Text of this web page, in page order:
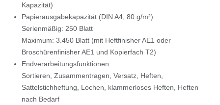
Kapazität)
Papierausgabekapazität (DIN A4, 80 g/m²)
Serienmäßig: 250 Blatt
Maximum: 3.450 Blatt (mit Heftfinisher AE1 oder
Broschürenfinisher AE1 und Kopierfach T2)
Endverarbeitungsfunktionen
Sortieren, Zusammentragen, Versatz, Heften,
Sattelstichheftung, Lochen, klammerloses Heften, Heften
nach Bedarf